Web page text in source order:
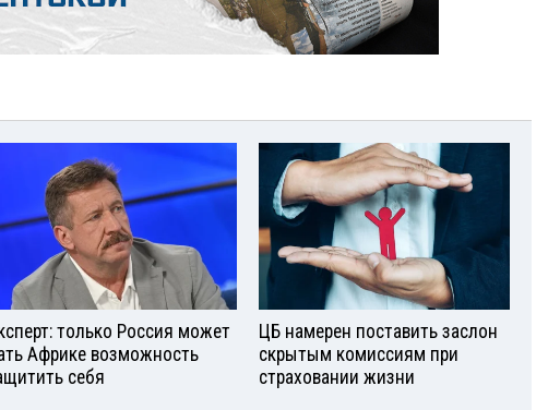
только Россия может
Африке возможность
себя
ЦБ намерен поставить заслон
скрытым комиссиям при
страховании жизни